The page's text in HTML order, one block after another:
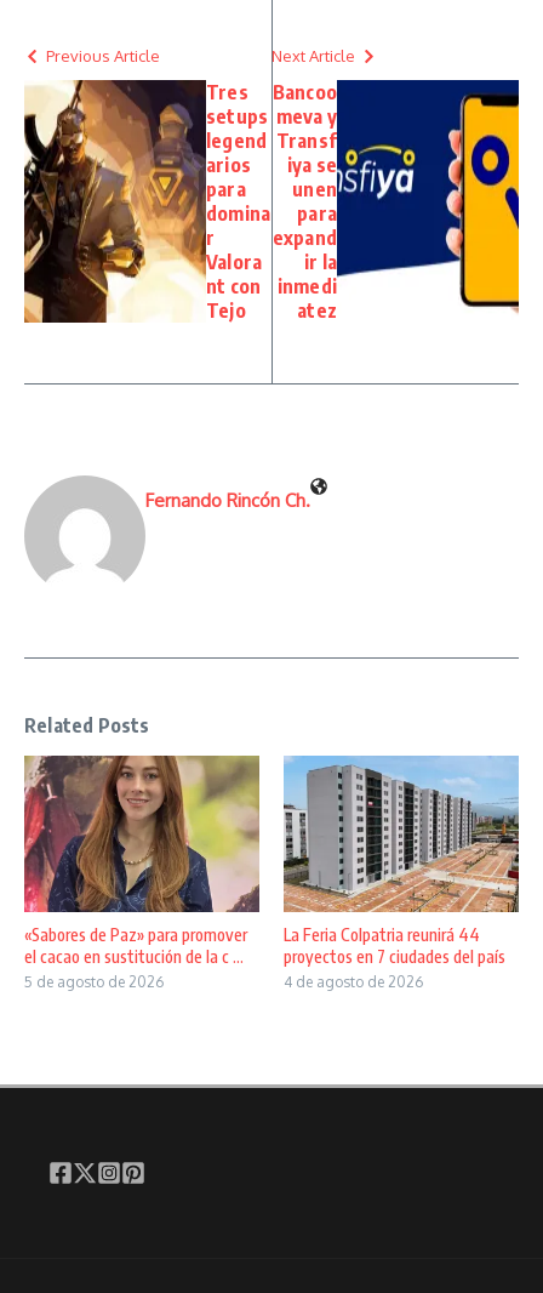
Previous Article
Tres
setups
legend
arios
para
domina
r
Valora
nt con
Tejo
Next Article
Bancoo
meva y
Transf
iya se
unen
para
expand
ir la
inmedi
atez
Fernando Rincón Ch.
Related Posts
«Sabores de Paz» para promover
el cacao en sustitución de la c ...
5 de agosto de 2026
La Feria Colpatria reunirá 44
proyectos en 7 ciudades del país
4 de agosto de 2026